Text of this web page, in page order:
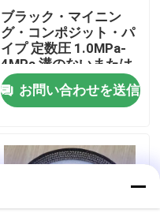
ブラック・マイニン
グ・コンポジット・パ
イプ 定数圧 1.0MPa-
4MPa 溝のないまたは
開いた溝の設置プロジ
ェクトのための理想的
な選択
お問い合わせを送信